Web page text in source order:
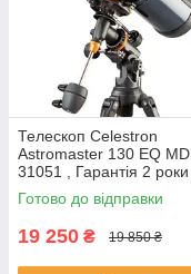
Телескоп Celestron
Astromaster 130 EQ MD
31051 , Гарантія 2 роки
Готово до відправки
19 250 ₴ 19 850 ₴